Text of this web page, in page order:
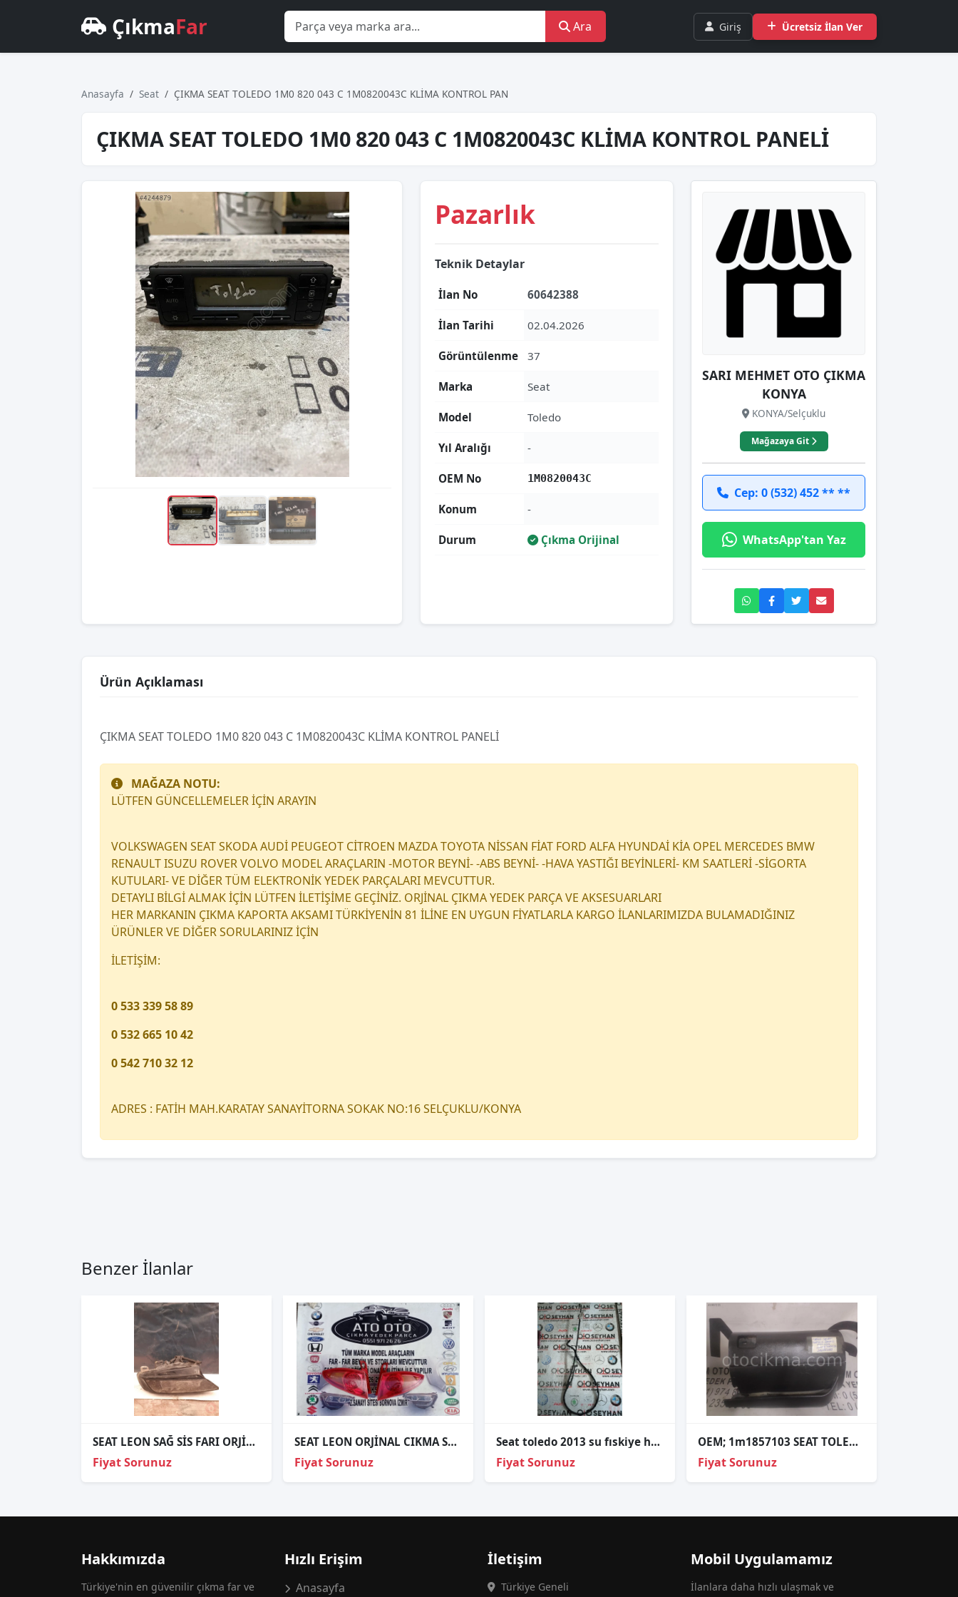
ÇıkmaFar Ara Giriş Ücretsiz İlan Ver
Anasayfa Seat ÇIKMA SEAT TOLEDO 1M0 820 043 C 1M0820043C KLİMA KONTROL PAN
ÇIKMA SEAT TOLEDO 1M0 820 043 C 1M0820043C KLİMA KONTROL PANELİ
Pazarlık
Teknik Detaylar
İlan No 60642388
İlan Tarihi 02.04.2026
Görüntülenme 37
Marka Seat
Model Toledo
Yıl Aralığı -
OEM No 1M0820043C
Konum -
Durum Çıkma Orijinal
SARI MEHMET OTO ÇIKMA
KONYA
KONYA/Selçuklu
Mağazaya Git
Cep: 0 (532) 452 ** **
WhatsApp'tan Yaz
Ürün Açıklaması
ÇIKMA SEAT TOLEDO 1M0 820 043 C 1M0820043C KLİMA KONTROL PANELİ
MAĞAZA NOTU:
LÜTFEN GÜNCELLEMELER İÇİN ARAYIN
VOLKSWAGEN SEAT SKODA AUDİ PEUGEOT CİTROEN MAZDA TOYOTA NİSSAN FİAT FORD ALFA HYUNDAİ KİA OPEL MERCEDES BMW
RENAULT ISUZU ROVER VOLVO MODEL ARAÇLARIN -MOTOR BEYNİ- -ABS BEYNİ- -HAVA YASTIĞI BEYİNLERİ- KM SAATLERİ -SİGORTA
KUTULARI- VE DİĞER TÜM ELEKTRONİK YEDEK PARÇALARI MEVCUTTUR.
DETAYLI BİLGİ ALMAK İÇİN LÜTFEN İLETİŞİME GEÇİNİZ. ORJİNAL ÇIKMA YEDEK PARÇA VE AKSESUARLARI
HER MARKANIN ÇIKMA KAPORTA AKSAMI TÜRKİYENİN 81 İLİNE EN UYGUN FİYATLARLA KARGO İLANLARIMIZDA BULAMADIĞINIZ
ÜRÜNLER VE DİĞER SORULARINIZ İÇİN
İLETİŞİM:
0 533 339 58 89
0 532 665 10 42
0 542 710 32 12
ADRES : FATİH MAH.KARATAY SANAYİTORNA SOKAK NO:16 SELÇUKLU/KONYA
Benzer İlanlar
SEAT LEON SAĞ SİS FARI ORJİNAL ÇIKMA YEDEK PARÇA
Fiyat Sorunuz
SEAT LEON ORJİNAL CIKMA SAĞ SOL DIŞ STOP
Fiyat Sorunuz
Seat toledo 2013 su fıskiye hortumu
Fiyat Sorunuz
OEM; 1m1857103 SEAT TOLEDO 2 LEON-1 99-06 KOMPLE TORPİDO OE
Fiyat Sorunuz
Hakkımızda
Türkiye'nin en güvenilir çıkma far ve
Hızlı Erişim
Anasayfa
İletişim
Türkiye Geneli
Mobil Uygulamamız
İlanlara daha hızlı ulaşmak ve